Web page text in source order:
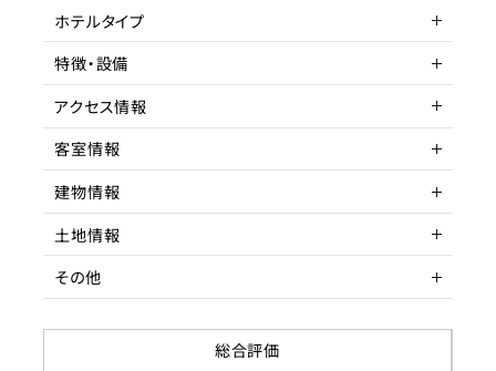
客単価／客室単価
稼働率
ホテルタイプ
リゾートホテル
特徴・設備
夜景 マウンテンビュー
アクセス情報
所在地
北海道虻田郡倶知安町ニセ
アクセス
駅までの距離
客室情報
客室数
51～100室
延床面積
間取り
3LDK
建物情報
建物構造
鉄骨造
階数
5階
2018年12月25日
土地情報
土地権利
所有権
161.68
その他
総合評価